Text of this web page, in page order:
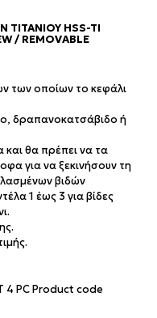
HSS-TI
/ REMOVABLE
των οποίων το κεφάλι
δραπανοκατσάβιδο ή
θα πρέπει να τα
για να ξεκινήσουν τη
βιδών
1 έως 3 για βίδες
4 PCProduct code